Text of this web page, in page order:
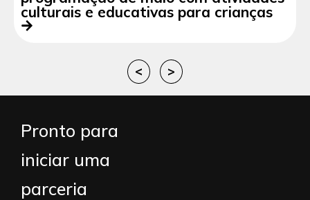
culturais e educativas para crianças
< >
Pronto para
iniciar uma
parceria